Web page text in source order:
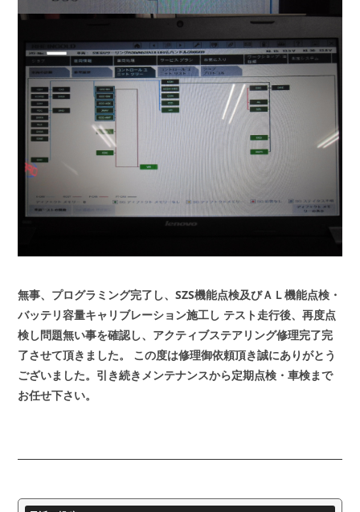
無事、プログラミング完了し、SZS機能点検及びＡＬ機能点検・
バッテリ容量キャリブレーション施工し テスト走行後、再度点
検し問題無い事を確認し、アクティブステアリング修理完了完
了させて頂きました。
この度は修理御依頼頂き誠にありがとう
ございました。引き続きメンテナンスから定期点検・車検まで
お任せ下さい。